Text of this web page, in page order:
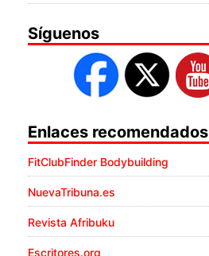
Síguenos
Enlaces recomendados
FitClubFinder Bodybuilding
NuevaTribuna.es
Revista Afribuku
Escritores.org